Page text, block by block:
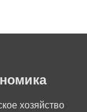
хозяйство